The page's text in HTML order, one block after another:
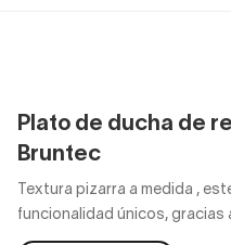
Plato de ducha de
Bruntec
Textura pizarra a medida ,
funcionalidad únicos, gracias